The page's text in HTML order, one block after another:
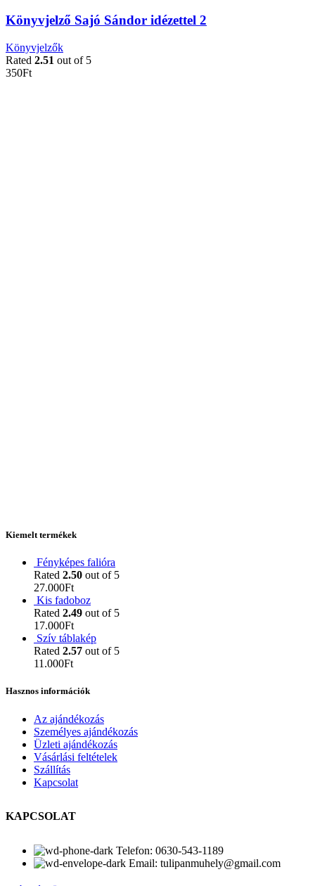
Könyvjelző Sajó Sándor idézettel 2
Könyvjelzők
Rated 2.51 out of 5
350Ft
Kiemelt termékek
Fényképes falióra
Rated 2.50 out of 5
27.000Ft
Kis fadoboz
Rated 2.49 out of 5
17.000Ft
Szív táblakép
Rated 2.57 out of 5
11.000Ft
Hasznos információk
Az ajándékozás
Személyes ajándékozás
Üzleti ajándékozás
Vásárlási feltételek
Szállítás
Kapcsolat
KAPCSOLAT
Telefon: 0630-543-1189
Email: tulipanmuhely@gmail.com